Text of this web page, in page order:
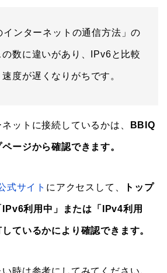
インターネットの通信方法」の
数に違いがあり、IPv6と比較
度が遅くなりがちです。
ットに接続しているかは、 BBIQ
ージから確認できます。
式サイト にアクセスして、 トップ
利用中」または「IPv4利用
ているかにより確認できます。